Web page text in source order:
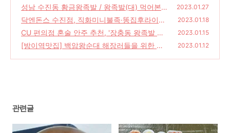
솔향식당 해물짬뽕순두부 먹어본 후기
(38)
성남 수진동 황금왕족발 / 왕족발(대) 먹어본
후기
(22)
2023.01.27
닥엔돈스 수진점, 직화미니불족·똥집후라이드
먹어본 후기
(22)
2023.01.18
CU 편의점 혼술 안주 추천, '장충동 왕족발 훈
제족발 편육세트'
(24)
2023.01.15
[방이역맛집] 백암왕순대 해장러들을 위한 순
2023.01.12
관련글